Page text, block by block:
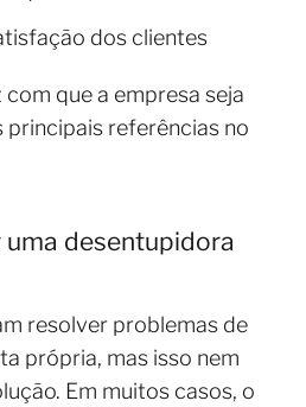
dos clientes
que a empresa seja
principais referências no
desentupidora
resolver problemas de
própria, mas isso nem
Em muitos casos, o